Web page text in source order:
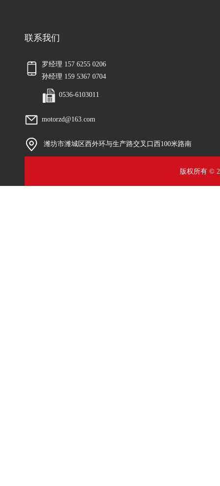
联系我们
罗经理 157 6255 0206
孙经理 159 5367 0704
0536-6103011
motorzd@163.com
潍坊市潍城区西外环与生产路交叉口西100米路南
版权所有 ©